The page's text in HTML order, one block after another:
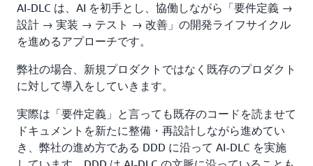
AI-DLC は、AI を初手とし、協働しながら「要件定義 →
設計 → 実装 → テスト → 改善」の開発ライフサイクル
を進めるアプローチです。
弊社の場合、新規プロダクトではなく既存のプロダクト
に対して導入をしていきます。
実際は「要件定義」と言っても既存のコードを読ませて
ドキュメントを新たに整備・再設計しながら進めてい
き、弊社の進め方である DDD に沿って AI-DLC を実施